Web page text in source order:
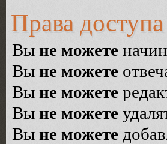
Права доступа
Вы не можете
Вы не можете
Вы не можете
Вы не можете
Вы не можете